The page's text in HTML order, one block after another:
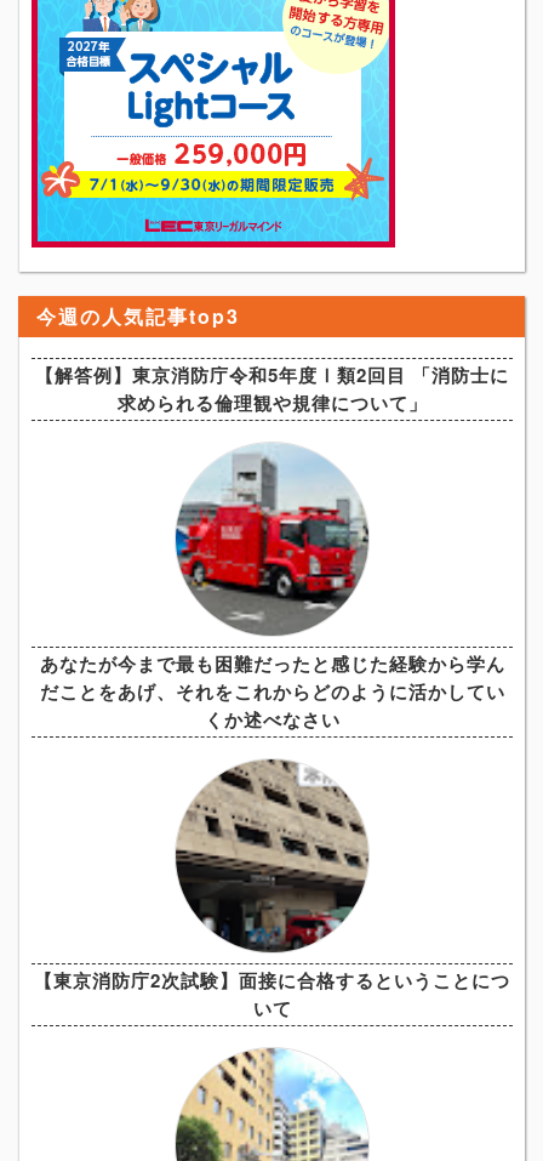
今週の人気記事top3
【解答例】東京消防庁令和5年度Ⅰ類2回目 「消防士に
求められる倫理観や規律について」
あなたが今まで最も困難だったと感じた経験から学ん
だことをあげ、それをこれからどのように活かしてい
くか述べなさい
【東京消防庁2次試験】面接に合格するということにつ
いて